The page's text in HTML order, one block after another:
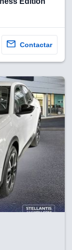
Contactar